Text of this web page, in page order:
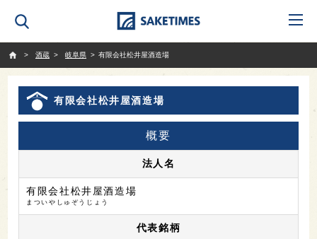
酒蔵
岐阜県 有限会社松井屋酒造場
有限会社松井屋酒造場
概要
法人名
有限会社松井屋酒造場
まついやしゅぞうじょう
代表銘柄